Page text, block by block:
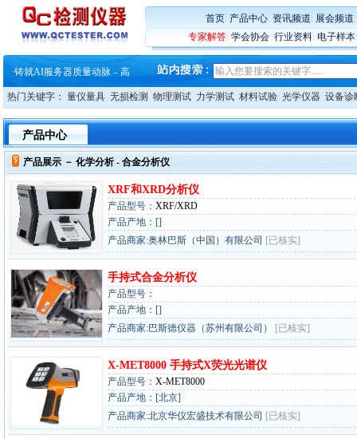
首页: 产品中心: 资讯频道: 展会频道
专家解答: 学会协会: 行业资料: 电子样本
蔡司软件 | 高效变形分析能
· 铸就AI服务器质量动脉 – 高
·ZEISS BOSELLO ADR 让内部缺
·蔡司和亿纬锂能达成战略合作
·大牌云集 买家升级 ——26
·蔡司软件 | 高效变形分析能
·铸就AI服务器质量动脉 – 高
·铸就AI服务器质量动脉 – 高
·ZEISS BOSELLO ADR 让内部缺
·蔡司和亿纬锂能达成战略合作
大牌云集 买家升级 ——26
热门关键字： 量仪量具 无损检测 物理测试 力学测试 材料试验 光学仪器 设备诊
产品中心
产品展示 － 化学分析- 合金分析仪
XRF和XRD分析仪
产品型号： XRF/XRD
产品产地：[]
产品商家:奥林巴斯（中国）有限公司 [已核实]
手持式合金分析仪
产品型号：
产品产地：[]
产品商家:巴斯德仪器（苏州有限公司）
[已核实]
X-MET8000 手持式X荧光光谱仪
产品型号： X-MET8000
产品产地：[北京]
产品商家:北京华仪宏盛技术有限公司 [已核实]